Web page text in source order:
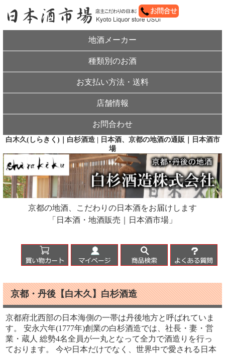
地酒メーカー
種類別のお酒
お支払い方法・送料
店舗情報
お問合わせ
白木久(しらきく)｜白杉酒造 | 日本酒、京都の地酒の通販｜日本酒市
場
京都の地酒、こだわりの日本酒をお届けします
「日本酒・地酒販売｜日本酒市場」
京都・丹後【白木久】白杉酒造
京都府北西部の日本海側の一帯は丹後地方と呼ばれていま
す。 安永六年(1777年)創業の白杉酒造では、社長・妻・営
業・蔵人 総勢4名全員が一丸となって全力で酒造りを行っ
ております。 今や日本だけでなく、世界中で愛される日本